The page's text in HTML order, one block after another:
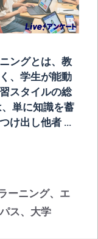
ングとは、教
、学生が能動
スタイルの総
単に知識を蓄
け出し他者 …
ーニング、 エ
ス、 大学